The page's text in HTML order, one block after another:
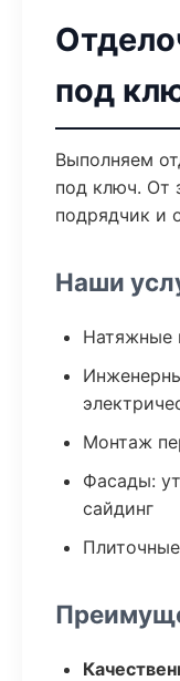
под
Выполняем
под ключ. От
подрядчик и
Наши
Натяжные
Монтаж
Фасады:
сайдинг